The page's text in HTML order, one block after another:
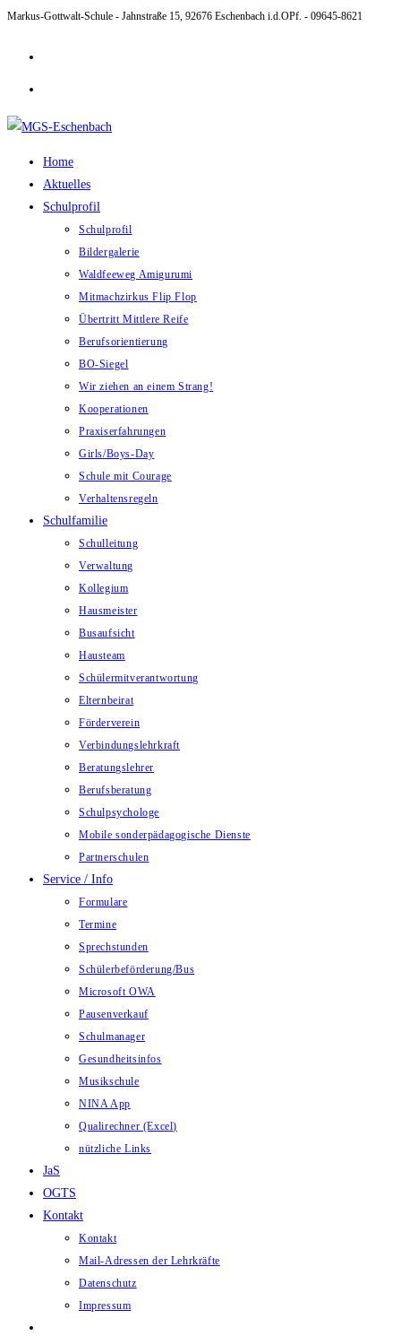
Zum
springen
Markus-Gottwalt-Schule - Jahnstraße 15, 92676 Eschenbach i.d.OPf. - 09645-8621
Home
Aktuelles
Schulprofil
Schulprofil
Bildergalerie
Waldfeeweg Amigurumi
Mitmachzirkus Flip Flop
Übertritt Mittlere Reife
Berufsorientierung
BO-Siegel
Wir ziehen an einem Strang!
Kooperationen
Praxiserfahrungen
Girls/Boys-Day
Schule mit Courage
Verhaltensregeln
Schulfamilie
Schulleitung
Verwaltung
Kollegium
Hausmeister
Busaufsicht
Hausteam
Schülermitverantwortung
Elternbeirat
Förderverein
Verbindungslehrkraft
Beratungslehrer
Berufsberatung
Schulpsychologe
Mobile sonderpädagogische Dienste
Partnerschulen
Service / Info
Formulare
Termine
Sprechstunden
Schülerbeförderung/Bus
Microsoft OWA
Pausenverkauf
Schulmanager
Gesundheitsinfos
Musikschule
NINA App
Qualirechner (Excel)
nützliche Links
JaS
OGTS
Kontakt
Kontakt
Mail-Adressen der Lehrkräfte
Datenschutz
Impressum